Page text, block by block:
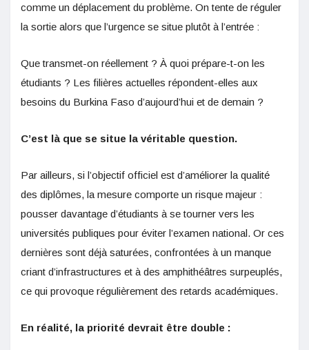
comme un déplacement du problème. On tente de réguler
la sortie alors que l’urgence se situe plutôt à l’entrée :
Que transmet-on réellement ? À quoi prépare-t-on les
étudiants ? Les filières actuelles répondent-elles aux
besoins du Burkina Faso d’aujourd’hui et de demain ?
C’est là que se situe la véritable question.
Par ailleurs, si l’objectif officiel est d’améliorer la qualité
des diplômes, la mesure comporte un risque majeur :
pousser davantage d’étudiants à se tourner vers les
universités publiques pour éviter l’examen national. Or ces
dernières sont déjà saturées, confrontées à un manque
criant d’infrastructures et à des amphithéâtres surpeuplés,
ce qui provoque régulièrement des retards académiques.
En réalité, la priorité devrait être double :